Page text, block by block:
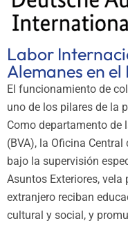
Labor
Alemanes en
El funcionamiento de
uno de los pilares de la
Como departamento de
(BVA), la Oficina
bajo la supervisión
Asuntos Exteriores,
extranjero reciban
cultural y social, y